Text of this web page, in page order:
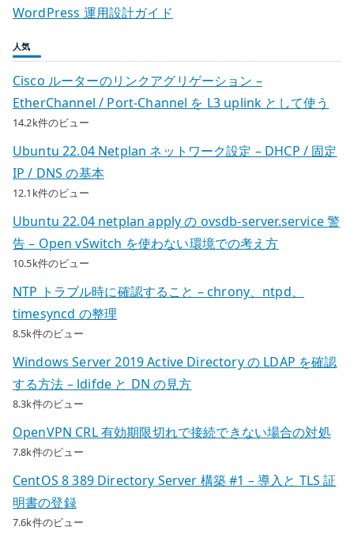
WordPress 運用設計ガイド
人気
Cisco ルーターのリンクアグリゲーション –
EtherChannel / Port-Channel を L3 uplink として使う
14.2k件のビュー
Ubuntu 22.04 Netplan ネットワーク設定 – DHCP / 固定
IP / DNS の基本
12.1k件のビュー
Ubuntu 22.04 netplan apply の ovsdb-server.service 警
告 – Open vSwitch を使わない環境での考え方
10.5k件のビュー
NTP トラブル時に確認すること – chrony、ntpd、
timesyncd の整理
8.5k件のビュー
Windows Server 2019 Active Directory の LDAP を確認
する方法 – ldifde と DN の見方
8.3k件のビュー
OpenVPN CRL 有効期限切れで接続できない場合の対処
7.8k件のビュー
CentOS 8 389 Directory Server 構築 #1 – 導入と TLS 証
明書の登録
7.6k件のビュー